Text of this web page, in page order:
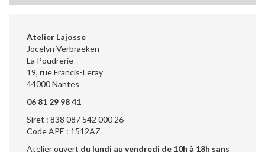
Navigation
l’article
Atelier Lajosse
Jocelyn Verbraeken
La Poudrerie
19, rue Francis-Leray
44000 Nantes
06 81 29 98 41
Siret : 838 087 542 000 26
Code APE : 1512AZ
Atelier ouvert du lundi au vendredi de 10h à 18h sans